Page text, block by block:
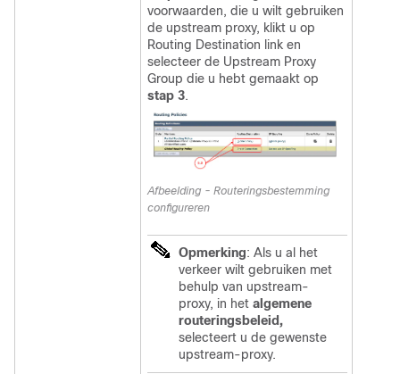
voorwaarden, die u wilt gebruiken
de upstream proxy, klikt u op
Routing Destination link en
selecteer de Upstream Proxy
Group die u hebt gemaakt op
stap 3.
Afbeelding - Routeringsbestemming
configureren
Opmerking: Als u al het
verkeer wilt gebruiken met
behulp van upstream-
proxy, in het algemene
routeringsbeleid,
selecteert u de gewenste
upstream-proxy.